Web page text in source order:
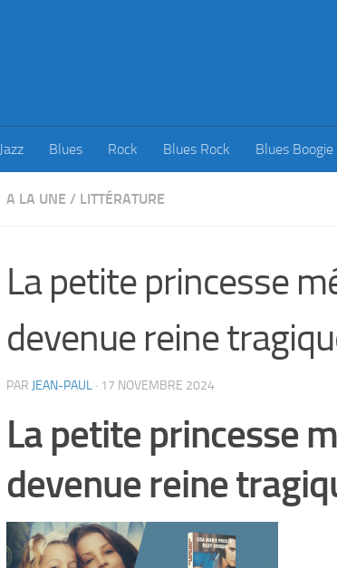
Jazz Blues Rock Blues Rock Blues Boogie
A LA UNE / LITTÉRATURE
La petite princesse
devenue reine
PAR JEAN-PAUL · 17 NOVEMBRE 2024
La petite princesse
devenue reine